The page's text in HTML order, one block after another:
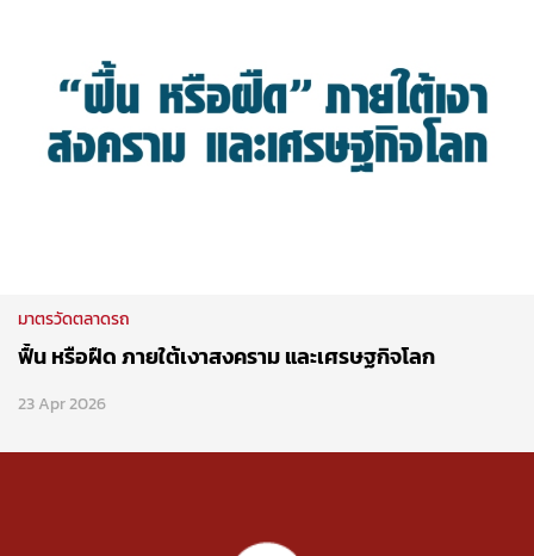
มาตรวัดตลาดรถ
ฟื้น หรือฝืด ภายใต้เงาสงคราม และเศรษฐกิจโลก
23 Apr 2026